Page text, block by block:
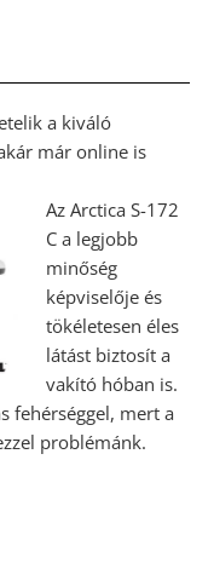
a kiváló
már online is
Az Arctica S-172
C a legjobb
minőség
képviselője és
tökéletesen éles
látást biztosít a
vakító hóban is.
fehérséggel, mert a
problémánk.